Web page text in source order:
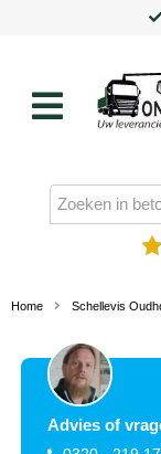
Home Schellevis
Advies of